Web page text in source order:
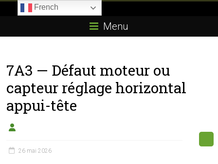
E85.com
passion
boîtier
éthanol
Menu
7A3 — Défaut moteur ou
capteur réglage horizontal
appui-tête
26 mai 2026
French